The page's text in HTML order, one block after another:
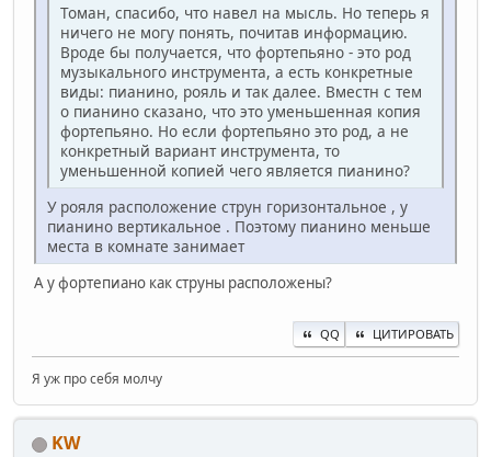
Томан, спасибо, что навел на мысль. Но теперь я
ничего не могу понять, почитав информацию.
Вроде бы получается, что фортепьяно - это род
музыкального инструмента, а есть конкретные
виды: пианино, рояль и так далее. Вместн с тем
о пианино сказано, что это уменьшенная копия
фортепьяно. Но если фортепьяно это род, а не
конкретный вариант инструмента, то
уменьшенной копией чего является пианино?
У рояля расположение струн горизонтальное , у
пианино вертикальное . Поэтому пианино меньше
места в комнате занимает
А у фортепиано как струны расположены?
QQ ЦИТИРОВАТЬ
Я уж про себя молчу
KW